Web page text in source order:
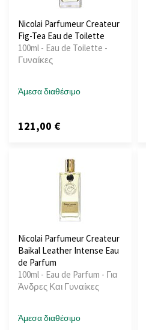
Nicolai Parfumeur Createur
Fig-Tea Eau de Toilette
100ml - Eau de Toilette -
Γυναίκες
Άμεσα διαθέσιμο
121,00 €
Nicolai Parfumeur Createur
Baikal Leather Intense Eau
de Parfum
100ml - Eau de Parfum - Για
Άνδρες Και Γυναίκες
Άμεσα διαθέσιμο